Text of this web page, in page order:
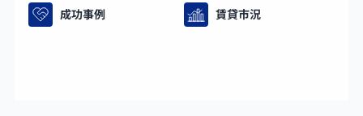
成功事例 賃貸市況